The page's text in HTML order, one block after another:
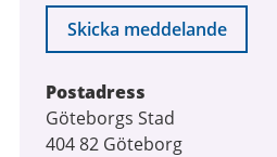
Skicka meddelande
Postadress
Göteborgs Stad
404 82 Göteborg